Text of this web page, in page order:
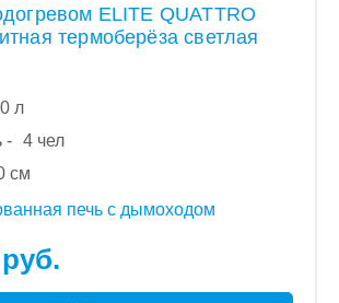
ELITE QUATTRO
термоберёза светлая
л
- 4 чел
см
печь с дымоходом